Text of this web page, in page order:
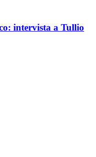
intervista a Tullio